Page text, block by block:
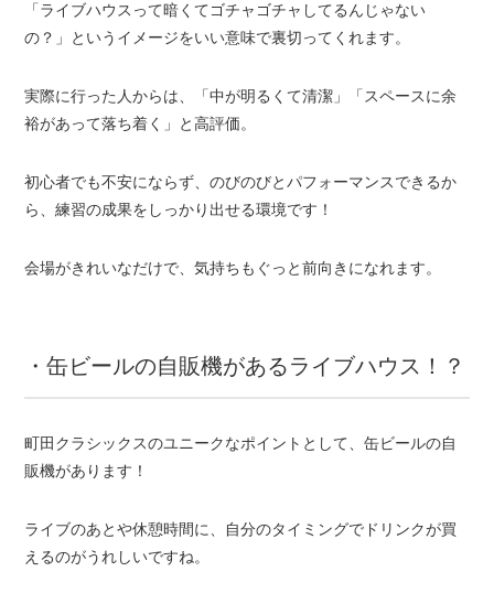
「ライブハウスって暗くてゴチャゴチャしてるんじゃない
の？」というイメージをいい意味で裏切ってくれます。
実際に行った人からは、「中が明るくて清潔」「スペースに余
裕があって落ち着く」と高評価。
初心者でも不安にならず、のびのびとパフォーマンスできるか
ら、練習の成果をしっかり出せる環境です！
会場がきれいなだけで、気持ちもぐっと前向きになれます。
・缶ビールの自販機があるライブハウス！？
町田クラシックスのユニークなポイントとして、缶ビールの自
販機があります！
ライブのあとや休憩時間に、自分のタイミングでドリンクが買
えるのがうれしいですね。